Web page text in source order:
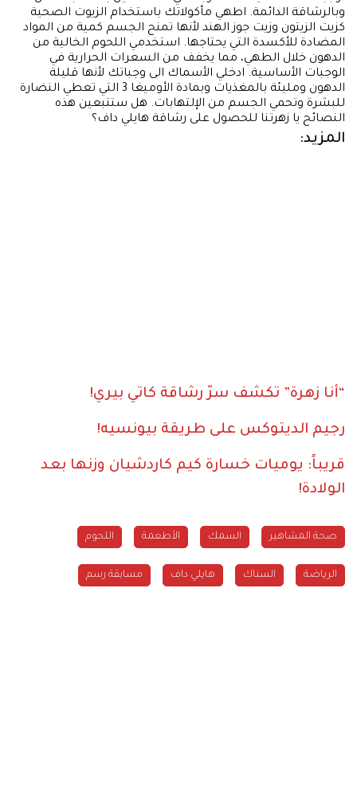
وبالرشاقة الدائمة. اطهي مأكولاتك باستخدام الزيوت الصحية
كزيت الزيتون وزيت جوز الهند لأنها تمنح الجسم كمية من المواد
المضادة للأكسدة التي يحتاجها. استخدمي اللحوم الخالية من
الدهون خلال الطهي، مما يخفف من السعرات الحرارية في
الوجبات الأساسية. ادخلي الأسماك الى وجباتك لأنها قليلة
الدهون ومليئة بالمغذيات وبمادة الأوميغا 3 التي تعطي النضارة
للبشرة وتحمي الجسم من الإلتهابات. هل ستتبعين هذه
النصائح يا زهرتنا للحصول على رشاقة هايلي داف؟
المزيد:
“أنا زهرة” تكشف سرّ رشاقة كاتي بيري!
رجيم الديتوكس على طريقة بيونسيه!
قريباً: يوميات خسارة كيم كاردشيان وزنها بعد
الولادة!
صحة المشاهير السمك الأطعمة اللحوم
الرياضة السناك هايلي داف مسابقة رسم